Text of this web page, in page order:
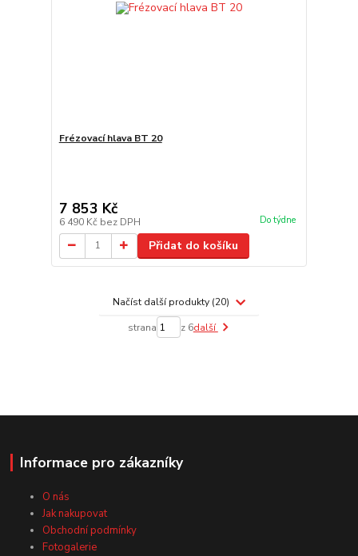
Frézovací hlava BT 20
7 853 Kč
6 490 Kč bez DPH Do týdne
Přidat do košíku
Načíst další produkty (20)
strana z 6další
Informace pro zákazníky
O nás
Jak nakupovat
Obchodní podmínky
Fotogalerie